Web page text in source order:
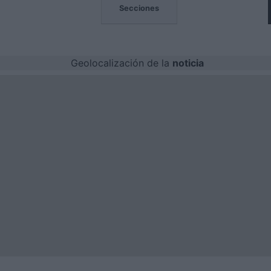
Secciones
Geolocalización de la noticia